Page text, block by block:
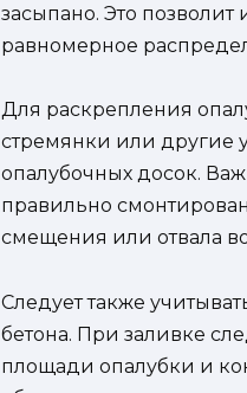
засыпано. Это
равномерное
Для раскрепления
стремянки или другие
опалубочных досок.
правильно
смещения или отвала
Следует также
бетона. При заливке
площади опалубки и